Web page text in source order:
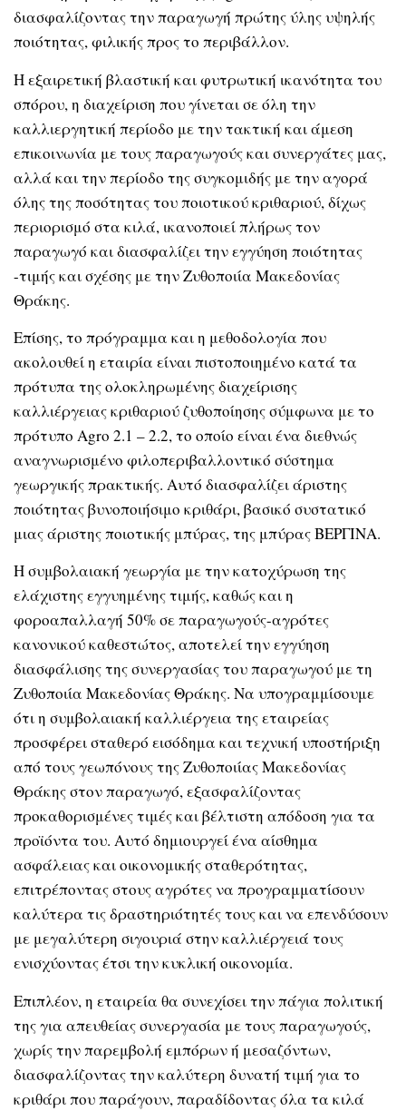
διασφαλίζοντας την παραγωγή πρώτης ύλης υψηλής
ποιότητας, φιλικής προς το περιβάλλον.
Η εξαιρετική βλαστική και φυτρωτική ικανότητα του
σπόρου, η διαχείριση που γίνεται σε όλη την
καλλιεργητική περίοδο με την τακτική και άμεση
επικοινωνία με τους παραγωγούς και συνεργάτες μας,
αλλά και την περίοδο της συγκομιδής με την αγορά
όλης της ποσότητας του ποιοτικού κριθαριού, δίχως
περιορισμό στα κιλά, ικανοποιεί πλήρως τον
παραγωγό και διασφαλίζει την εγγύηση ποιότητας
-τιμής και σχέσης με την Ζυθοποιία Μακεδονίας
Θράκης.
Επίσης, το πρόγραμμα και η μεθοδολογία που
ακολουθεί η εταιρία είναι πιστοποιημένο κατά τα
πρότυπα της ολοκληρωμένης διαχείρισης
καλλιέργειας κριθαριού ζυθοποίησης σύμφωνα με το
πρότυπο Agro 2.1 – 2.2, το οποίο είναι ένα διεθνώς
αναγνωρισμένο φιλοπεριβαλλοντικό σύστημα
γεωργικής πρακτικής. Αυτό διασφαλίζει άριστης
ποιότητας βυνοποιήσιμο κριθάρι, βασικό συστατικό
μιας άριστης ποιοτικής μπύρας, της μπύρας ΒΕΡΓΙΝΑ.
Η συμβολαιακή γεωργία με την κατοχύρωση της
ελάχιστης εγγυημένης τιμής, καθώς και η
φοροαπαλλαγή 50% σε παραγωγούς-αγρότες
κανονικού καθεστώτος, αποτελεί την εγγύηση
διασφάλισης της συνεργασίας του παραγωγού με τη
Ζυθοποιία Μακεδονίας Θράκης. Να υπογραμμίσουμε
ότι η συμβολαιακή καλλιέργεια της εταιρείας
προσφέρει σταθερό εισόδημα και τεχνική υποστήριξη
από τους γεωπόνους της Ζυθοποιίας Μακεδονίας
Θράκης στον παραγωγό, εξασφαλίζοντας
προκαθορισμένες τιμές και βέλτιστη απόδοση για τα
προϊόντα του. Αυτό δημιουργεί ένα αίσθημα
ασφάλειας και οικονομικής σταθερότητας,
επιτρέποντας στους αγρότες να προγραμματίσουν
καλύτερα τις δραστηριότητές τους και να επενδύσουν
με μεγαλύτερη σιγουριά στην καλλιέργειά τους
ενισχύοντας έτσι την κυκλική οικονομία.
Επιπλέον, η εταιρεία θα συνεχίσει την πάγια πολιτική
της για απευθείας συνεργασία με τους παραγωγούς,
χωρίς την παρεμβολή εμπόρων ή μεσαζόντων,
διασφαλίζοντας την καλύτερη δυνατή τιμή για το
κριθάρι που παράγουν, παραδίδοντας όλα τα κιλά